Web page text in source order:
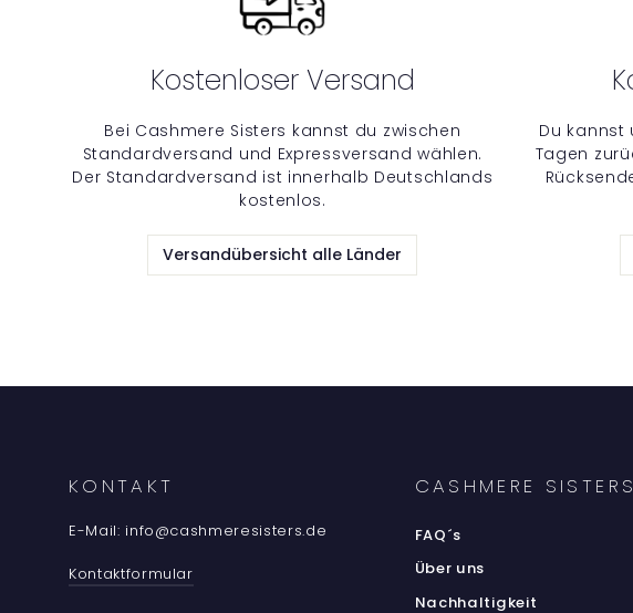
Kostenloser Versand
Bei Cashmere Sisters kannst du zwischen
Standardversand und Expressversand wählen.
Der Standardversand ist innerhalb Deutschlands
kostenlos.
Versandübersicht alle Länder
Du kannst
Tagen
KONTAKT
E-Mail: info@cashmeresisters.de
Kontaktformular
CASHMERE SISTERS
FAQ´s
Über uns
Nachhaltigkeit